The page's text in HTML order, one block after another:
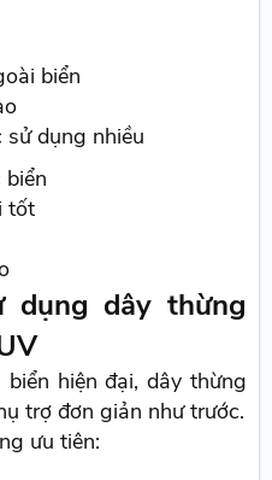
biển
sử dụng nhiều
tốt
dụng dây thừng
hiện đại, dây thừng
trợ đơn giản như trước.
ưu tiên: